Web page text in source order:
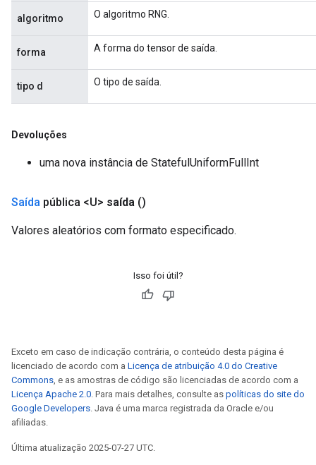
algoritmo O algoritmo RNG.
forma A forma do tensor de saída.
tipo d O tipo de saída.
Devoluções
uma nova instância de StatefulUniformFullInt
Saída pública <U> saída ()
Valores aleatórios com formato especificado.
Isso foi útil?
Exceto em caso de indicação contrária, o conteúdo desta página é
licenciado de acordo com a Licença de atribuição 4.0 do Creative
Commons, e as amostras de código são licenciadas de acordo com a
Licença Apache 2.0. Para mais detalhes, consulte as políticas do site do
Google Developers. Java é uma marca registrada da Oracle e/ou
afiliadas.
Última atualização 2025-07-27 UTC.